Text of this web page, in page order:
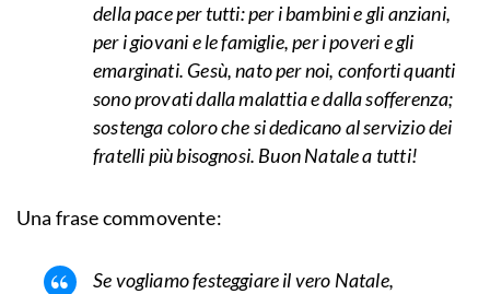
della pace per tutti: per i bambini e gli anziani,
per i giovani e le famiglie, per i poveri e gli
emarginati. Gesù, nato per noi, conforti quanti
sono provati dalla malattia e dalla sofferenza;
sostenga coloro che si dedicano al servizio dei
fratelli più bisognosi. Buon Natale a tutti!
Una frase commovente:
Se vogliamo festeggiare il vero Natale,